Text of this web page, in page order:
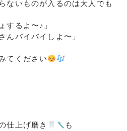
ないものが入るのは大人でも
するよ〜♪」
んバイバイしよ〜」
てください
仕上げ磨き
も